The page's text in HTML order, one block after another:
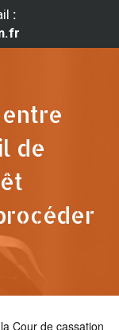
:
de
Cour de cassation